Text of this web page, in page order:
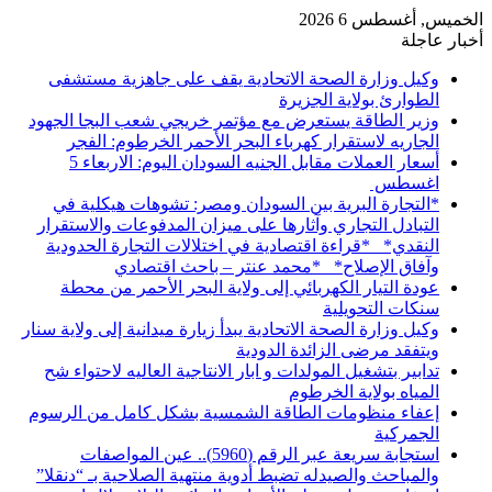
الخميس, أغسطس 6 2026
أخبار عاجلة
وكيل وزارة الصحة الاتحادية يقف على جاهزية مستشفى
الطوارئ بولاية الجزيرة
وزير الطاقة يستعرض مع مؤتمر خريجي شعب البجا الجهود
الجاريه لاستقرار كهرباء البحر الأحمر الخرطوم: الفجر
أسعار العملات مقابل الجنيه السودان اليوم: الاربعاء 5
اغسطس
*التجارة البرية بين السودان ومصر: تشوهات هيكلية في
التبادل التجاري وآثارها على ميزان المدفوعات والاستقرار
النقدي* *قراءة اقتصادية في اختلالات التجارة الحدودية
وآفاق الإصلاح* *محمد عنتر – باحث اقتصادي
عودة التيار الكهربائي إلى ولاية البحر الأحمر من محطة
سنكات التحويلية
وكيل وزارة الصحة الاتحادية يبدأ زيارة ميدانية إلى ولاية سنار
ويتفقد مرضى الزائدة الدودية
تدابير بتشغيل المولدات و ابار الانتاجية العاليه لاحتواء شح
المياه بولاية الخرطوم
إعفاء منظومات الطاقة الشمسية بشكل كامل من الرسوم
الجمركية
استجابة سريعة عبر الرقم (5960).. عين المواصفات
والمباحث والصيدله تضبط أدوية منتهية الصلاحية بـ “دنقلا”